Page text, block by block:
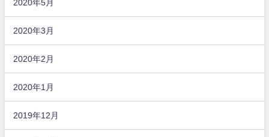
2020年5月
2020年3月
2020年2月
2020年1月
2019年12月